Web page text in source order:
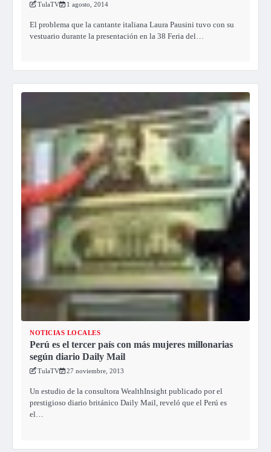
TulaTV 1 agosto, 2014
El problema que la cantante italiana Laura Pausini tuvo con su
vestuario durante la presentación en la 38 Feria del…
NOTICIAS LOCALES
Perú es el tercer país con más mujeres millonarias
según diario Daily Mail
TulaTV 27 noviembre, 2013
Un estudio de la consultora WealthInsight publicado por el
prestigioso diario británico Daily Mail, reveló que el Perú es
el…